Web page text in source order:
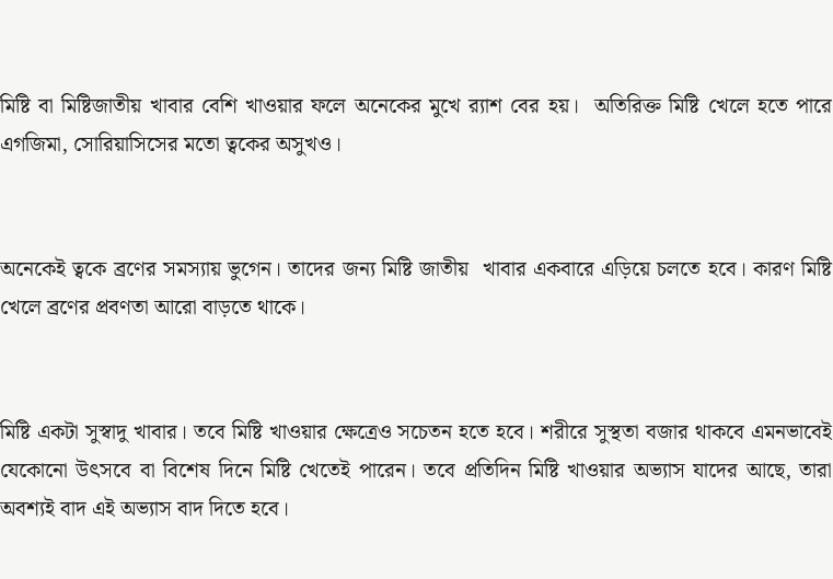
মিষ্টি বা মিষ্টিজাতীয় খাবার বেশি খাওয়ার ফলে অনেকের মুখে র‌্যাশ বের হয়। অতিরিক্ত মিষ্টি খেলে হতে পারে
এগজিমা, সোরিয়াসিসের মতো ত্বকের অসুখও।
অনেকেই ত্বকে ব্রণের সমস্যায় ভুগেন। তাদের জন্য মিষ্টি জাতীয় খাবার একবারে এড়িয়ে চলতে হবে। কারণ মিষ্টি
খেলে ব্রণের প্রবণতা আরো বাড়তে থাকে।
মিষ্টি একটা সুস্বাদু খাবার। তবে মিষ্টি খাওয়ার ক্ষেত্রেও সচেতন হতে হবে। শরীরে সুস্থতা বজার থাকবে এমনভাবেই
যেকোনো উৎসবে বা বিশেষ দিনে মিষ্টি খেতেই পারেন। তবে প্রতিদিন মিষ্টি খাওয়ার অভ্যাস যাদের আছে, তারা
অবশ্যই বাদ এই অভ্যাস বাদ দিতে হবে।